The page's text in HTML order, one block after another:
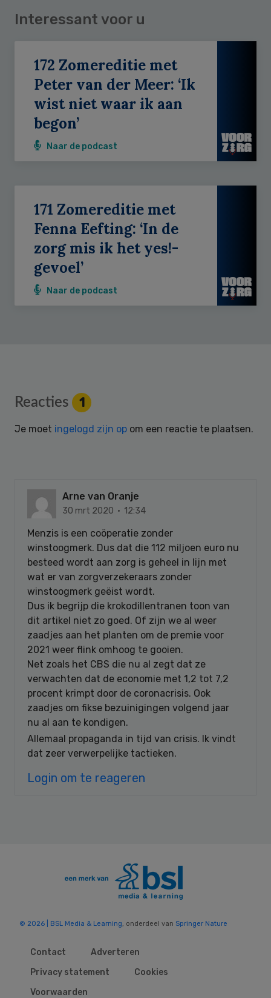
Interessant voor u
172 Zomereditie met
Peter van der Meer: ‘Ik
wist niet waar ik aan
begon’
Naar de podcast
171 Zomereditie met
Fenna Eefting: ‘In de
zorg mis ik het yes!-
gevoel’
Naar de podcast
Reader
Interactions
Reacties 1
Je moet ingelogd zijn op om een reactie te plaatsen.
Arne van Oranje
30 mrt 2020 · 12:34
Menzis is een coöperatie zonder
winstoogmerk. Dus dat die 112 miljoen euro nu
besteed wordt aan zorg is geheel in lijn met
wat er van zorgverzekeraars zonder
winstoogmerk geëist wordt.
Dus ik begrijp die krokodillentranen toon van
dit artikel niet zo goed. Of zijn we al weer
zaadjes aan het planten om de premie voor
2021 weer flink omhoog te gooien.
Net zoals het CBS die nu al zegt dat ze
verwachten dat de economie met 1,2 tot 7,2
procent krimpt door de coronacrisis. Ook
zaadjes om fikse bezuinigingen volgend jaar
nu al aan te kondigen.
Allemaal propaganda in tijd van crisis. Ik vindt
dat zeer verwerpelijke tactieken.
Login om te reageren
© 2026 | BSL Media & Learning , onderdeel van Springer Nature
Contact
Adverteren
Privacy statement
Cookies
Voorwaarden